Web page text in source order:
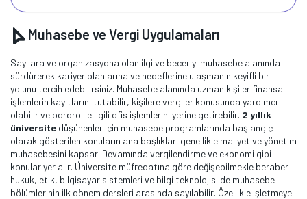
Muhasebe ve Vergi Uygulamaları
Sayılara ve organizasyona olan ilgi ve beceriyi muhasebe alanında
sürdürerek kariyer planlarına ve hedeflerine ulaşmanın keyifli bir
yolunu tercih edebilirsiniz. Muhasebe alanında uzman kişiler finansal
işlemlerin kayıtlarını tutabilir, kişilere vergiler konusunda yardımcı
olabilir ve bordro ile ilgili ofis işlemlerini yerine getirebilir. 2 yıllık
üniversite düşünenler için muhasebe programlarında başlangıç
olarak gösterilen konuların ana başlıkları genellikle maliyet ve yönetim
muhasebesini kapsar. Devamında vergilendirme ve ekonomi gibi
konular yer alır. Üniversite müfredatına göre değişebilmekle beraber
hukuk, etik, bilgisayar sistemleri ve bilgi teknolojisi de muhasebe
bölümlerinin ilk dönem dersleri arasında sayılabilir. Özellikle işletmeye